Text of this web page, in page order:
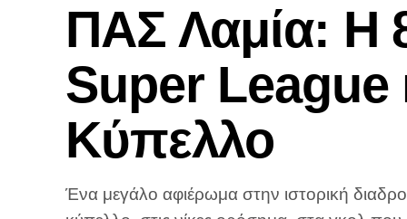
ΠΑΣ Λαμία: Η
Super League
Κύπελλο
Ένα μεγάλο αφιέρωμα στην ιστορική